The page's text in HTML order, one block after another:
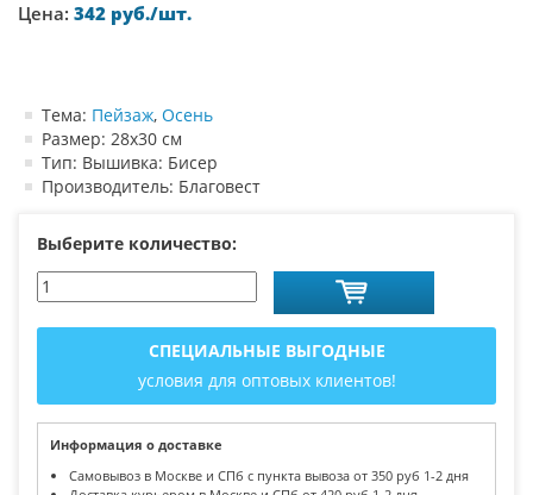
Цена: 342 руб./шт.
Тема: Пейзаж, Осень
Размер: 28х30 см
Тип: Вышивка: Бисер
Производитель: Благовест
Выберите количество:
СПЕЦИАЛЬНЫЕ ВЫГОДНЫЕ
условия для оптовых клиентов!
Информация о доставке
Самовывоз в Москве и СПб с пункта вывоза от 350 руб 1-2 дня